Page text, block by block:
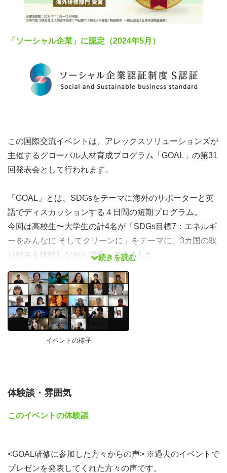
「ソーシャル企業」に認定（2024年5月）
この国際交流イベントは、アレックスソリューションズが
主催するグローバル人材育成プログラム「GOAL」の第31
回発表会として行われます。
「GOAL」とは、SDGsをテーマに海外のサポーターと英
語でディスカッションする４日間の短期プログラム。
今回は高校生〜大学生の計4名が「SDGs目標7：エネルギ
ーをみんなに そしてクリーンに」をテーマに、3カ国の取
り組みを比較しながら議論してきました。
当日のイベントでは、
✔ 研修生による英語での成果発表
✔ 参加者全員での英語ディスカッション
を予定しています。国際交流を楽しみながら、国境、世代
を超えて皆さんに身近なエネルギーについて一緒に考えて
19:30 オープニング＆自己紹介
20:30 グループディスカッション２
21:00 クロージング
続きを読む
イベントの様子
体験談・雰囲気
このイベントの体験談
<GOAL研修に参加した方々からの声> ※過去のイベントで
プレゼンを発表してくれた方々の声です。